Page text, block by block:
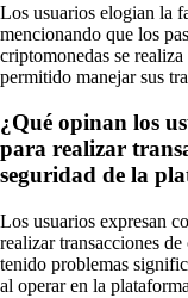
Los usuarios elogian la
mencionando que los
criptomonedas se
permitido manejar sus
¿Qué opinan los
para realizar
seguridad de la
Los usuarios expresan
realizar transacciones
tenido problemas
al operar en la